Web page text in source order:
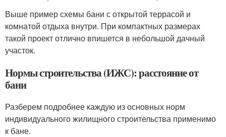
Выше пример схемы бани с открытой террасой и
комнатой отдыха внутри. При компактных размерах
такой проект отлично впишется в небольшой дачный
участок.
Нормы строительства (ИЖС): расстояние от
бани
Разберем подробнее каждую из основных норм
индивидуального жилищного строительства применимо
к бане.